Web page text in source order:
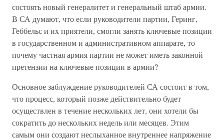
состоять новый генералитет и генеральный штаб армии.
В СА думают, что если руководители партии, Геринг,
Геббельс и их приятели, смогли занять ключевые позиции
в государственном и административном аппарате, то
почему частная армия партии не может иметь законной
претензии на ключевые позиции в армии?
Основное заблуждение руководителей СА состоит в том,
что процесс, который позже действительно будет
осуществлен в течение нескольких лет, они хотели бы
сократить до нескольких недель или месяцев. Этим
самым они создают неслыханное внутреннее напряжение